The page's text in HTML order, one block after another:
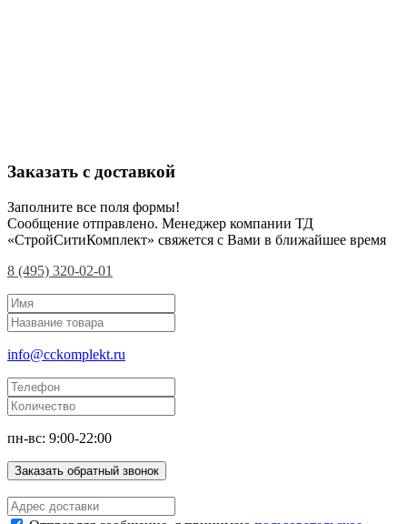
Заказать с доставкой
Заполните все поля формы!
Сообщение отправлено. Менеджер компании ТД
«СтройСитиКомплект» свяжется с Вами в ближайшее время
8 (495) 320-02-01
info@cckomplekt.ru
пн-вс: 9:00-22:00
Заказать обратный звонок